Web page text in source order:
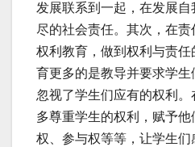
发展联系到一起，在发展
尽的社会责任。其次，在
权利教育，做到权利与责
育更多的是教导并要求学
忽视了学生们应有的权利
多尊重学生的权利，赋予
权、参与权等等，让学生们